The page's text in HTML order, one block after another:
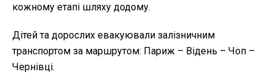
кожному етапі шляху додому.
Дітей та дорослих евакуювали залізничним
транспортом за маршрутом: Париж – Відень – Чоп –
Чернівці.